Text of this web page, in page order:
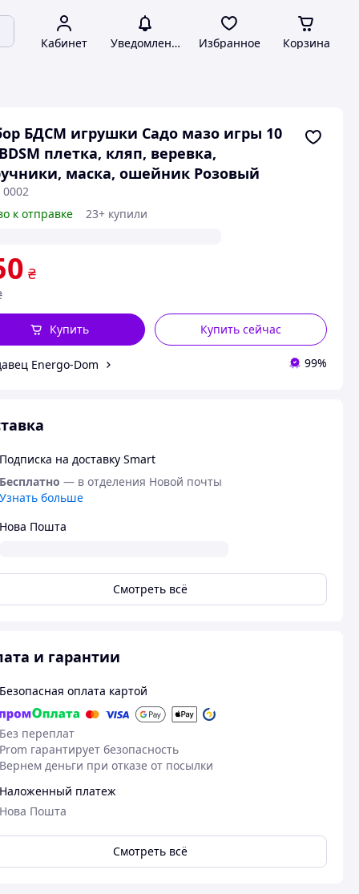
Кабинет Уведомления Избранное Корзина
БДСМ игрушки Садо мазо игры 10
плетка, кляп, веревка,
маска, ошейник Розовый
0002
к отправке
23+ купили
₴
Купить сейчас
Купить
Energo-Dom 99%
Подписка на доставку Smart
Бесплатно — в отделения Новой почты
Узнать больше
Нова Пошта
Смотреть всё
и гарантии
Безопасная оплата картой
Без переплат
Prom гарантирует безопасность
Вернем деньги при отказе от посылки
Наложенный платеж
Нова Пошта
Смотреть всё